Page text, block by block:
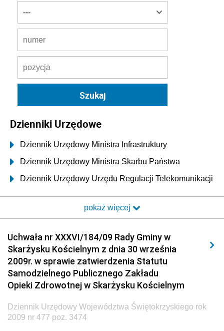
Dzienniki Urzędowe
Dziennik Urzędowy Ministra Infrastruktury
Dziennik Urzędowy Ministra Skarbu Państwa
Dziennik Urzędowy Urzędu Regulacji Telekomunikacji
Dziennik Urzędowy Ministra Transportu i Budownictwa
Elektronicznej
Dziennik Urzędowy Ministra Spraw Wewnętrznych i
Administracji
Dziennik Urzędowy Ministra Transportu
Dziennik Urzędowy Ministra Budownictwa
Dziennik Urzędowy Ministra Nauki i Szkolnictwa
pokaż więcej
Uchwała nr XXXVI/184/09 Rady Gminy w
Skarżysku Kościelnym z dnia 30 września
2009r. w sprawie zatwierdzenia Statutu
Samodzielnego Publicznego Zakładu
Opieki Zdrowotnej w Skarżysku Kościelnym
Dziennik Urzędowy Województwa Świętokrzyskiego rok
2009 nr 477 poz. 3474